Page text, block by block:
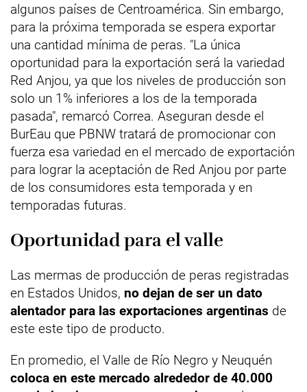
algunos países de Centroamérica. Sin embargo,
para la próxima temporada se espera exportar
una cantidad mínima de peras. "La única
oportunidad para la exportación será la variedad
Red Anjou, ya que los niveles de producción son
solo un 1% inferiores a los de la temporada
pasada", remarcó Correa. Aseguran desde el
BurEau que PBNW tratará de promocionar con
fuerza esa variedad en el mercado de exportación
para lograr la aceptación de Red Anjou por parte
de los consumidores esta temporada y en
temporadas futuras.
Oportunidad para el valle
Las mermas de producción de peras registradas
en Estados Unidos, no dejan de ser un dato
alentador para las exportaciones argentinas de
este este tipo de producto.
En promedio, el Valle de Río Negro y Neuquén
coloca en este mercado alrededor de 40.000